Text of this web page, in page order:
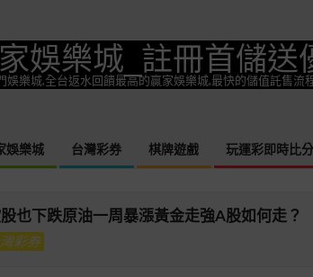
娛樂城_註冊首儲送
樂城,全台返水回饋最高的贏家娛樂城,最快的儲值託售
Primary
娛樂城 台灣彩券 棋牌遊戲 玩運彩即時比分
也下跌原油一周暴漲黃金走強A股如何走？
彩券